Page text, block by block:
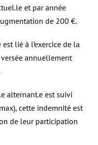
et par année
de 200 €.
lié à l’exercice de la
annuellement
alternant.e est suivi
cette indemnité est
de leur participation